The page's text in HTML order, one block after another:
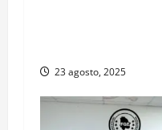
23 agosto, 2025